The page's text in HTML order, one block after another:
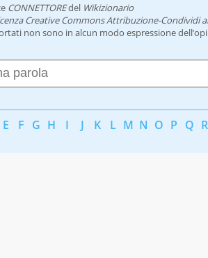
CONNETTOREdel Wikizionario
Creative Commons Attribuzione-Condividi
non sono in alcun modo espressione
E F G H I J K L M N O P Q R